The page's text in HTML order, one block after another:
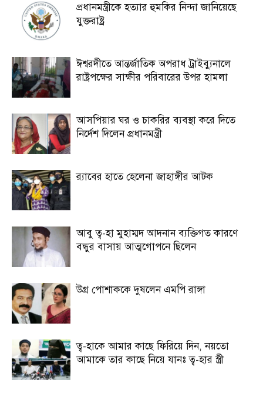
প্রধানমন্ত্রীকে হত্যার হুমকির নিন্দা জানিয়েছে
যুক্তরাষ্ট্র
ঈশ্বরদীতে আন্তর্জাতিক অপরাধ ট্রাইব্যুনালে
রাষ্ট্রপক্ষের সাক্ষীর পরিবারের উপর হামলা
আসপিয়ার ঘর ও চাকরির ব্যবস্থা করে দিতে
নির্দেশ দিলেন প্রধানমন্ত্রী
র‍্যাবের হাতে হেলেনা জাহাঙ্গীর আটক
আবু ত্ব-হা মুহাম্মদ আদনান ব্যক্তিগত কারণে
বন্ধুর বাসায় আত্মগোপনে ছিলেন
উগ্র পোশাককে দুষলেন এমপি রাঙ্গা
ত্ব-হাকে আমার কাছে ফিরিয়ে দিন, নয়তো
আমাকে তার কাছে নিয়ে যানঃ ত্ব-হার স্ত্রী